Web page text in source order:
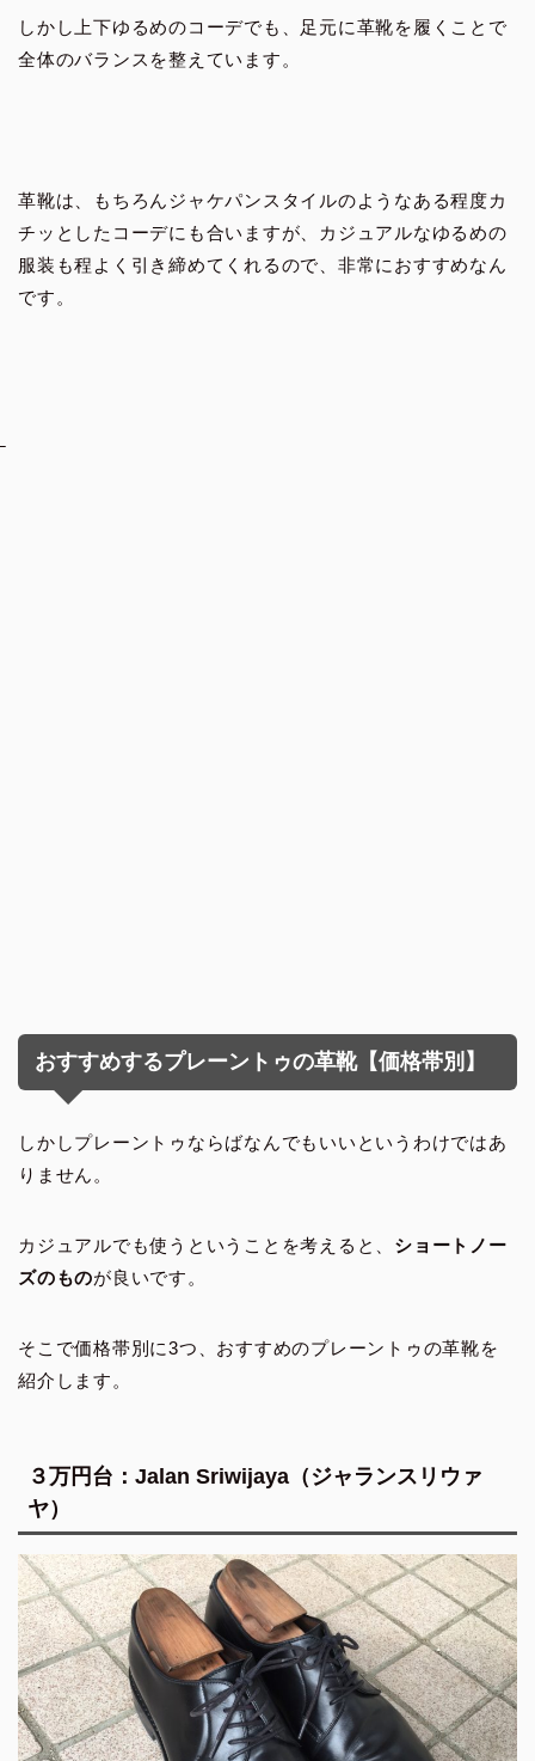
しかし上下ゆるめのコーデでも、足元に革靴を履くことで
全体のバランスを整えています。
革靴は、もちろんジャケパンスタイルのようなある程度カ
チッとしたコーデにも合いますが、カジュアルなゆるめの
服装も程よく引き締めてくれるので、非常におすすめなん
です。
おすすめするプレーントゥの革靴【価格帯別】
しかしプレーントゥならばなんでもいいというわけではあ
りません。
カジュアルでも使うということを考えると、 ショートノー
ズのものが良いです。
そこで価格帯別に3つ、おすすめのプレーントゥの革靴を
紹介します。
３万円台：Jalan Sriwijaya（ジャランスリウァ
ヤ）